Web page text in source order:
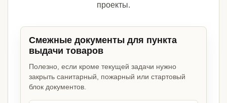
проекты.
Смежные документы для пункта
выдачи товаров
Полезно, если кроме текущей задачи нужно
закрыть санитарный, пожарный или стартовый
блок документов.